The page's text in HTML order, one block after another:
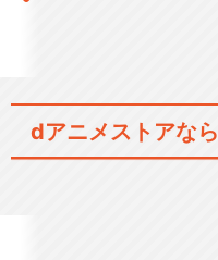
dアニメストアなら